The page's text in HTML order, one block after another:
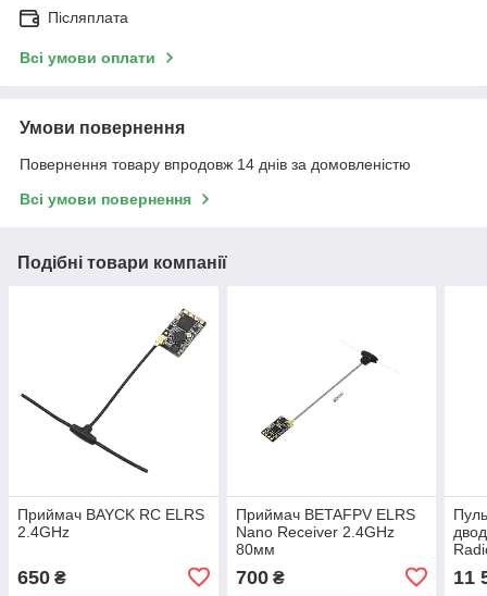
Післяплата
Всі умови оплати
Умови повернення
Повернення товару впродовж 14 днів за домовленістю
Всі умови повернення
Подібні товари компанії
Приймач BAYCK RC ELRS
2.4GHz
650 ₴
Приймач BETAFPV ELRS
Nano Receiver 2.4GHz
80мм
700₴ 11